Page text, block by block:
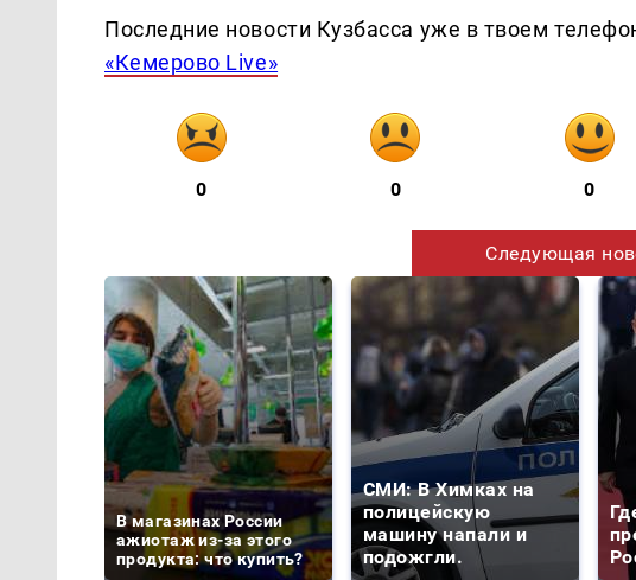
Последние новости Кузбасса уже в твоем
«Кемерово Live»
0 0 0
Следующая
В магазинах России
ажиотаж из-за этого
продукта: что купить?
СМИ: В Химках на
полицейскую
машину напали и
подожгли.